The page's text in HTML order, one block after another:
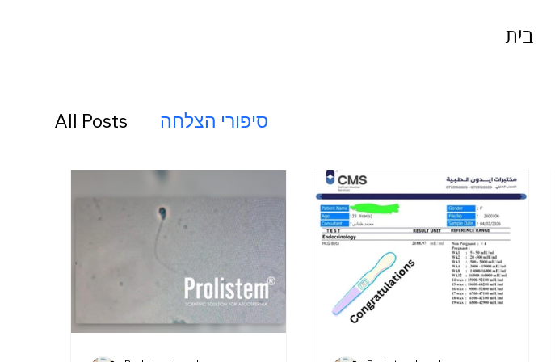
בית
All Posts סיפורי הצלחה